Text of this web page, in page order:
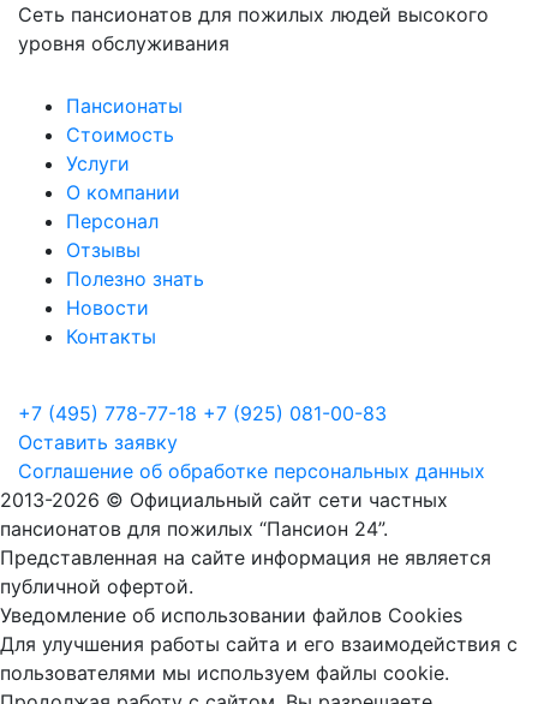
Сеть пансионатов для пожилых людей высокого
уровня обслуживания
Пансионаты
Стоимость
Услуги
О компании
Персонал
Отзывы
Полезно знать
Новости
Контакты
+7 (495) 778-77-18 +7 (925) 081-00-83
Оставить заявку
Соглашение об обработке персональных данных
2013-2026 © Официальный сайт сети частных
пансионатов для пожилых “Пансион 24”.
Представленная на сайте информация не является
публичной офертой.
Уведомление об использовании файлов Cookies
Для улучшения работы сайта и его взаимодействия с
пользователями мы используем файлы cookie.